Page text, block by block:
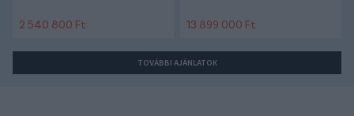
2 540 800 Ft 13 899 000 Ft
TOVÁBBI AJÁNLATOK